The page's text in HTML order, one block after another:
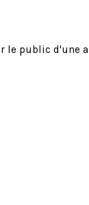
le public d'une